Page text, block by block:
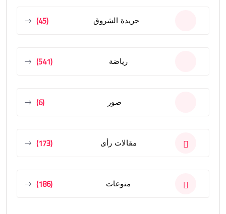
جريدة الشروق (45)
رياضة (541)
صور (6)
مقالات رأى (173)
منوعات (186)